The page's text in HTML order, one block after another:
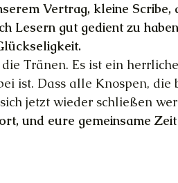
Vertrag, kleine Scribe,
Lesern gut gedient zu
Tränen. Es ist ein
ist. Dass alle Knospen, die
jetzt wieder schließen
und eure gemeinsame